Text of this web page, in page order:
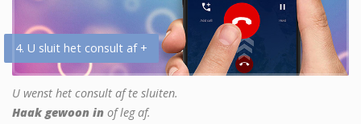
4. U sluit het consult af +
U wenst het consult af te sluiten.
Haak gewoon in of leg af.